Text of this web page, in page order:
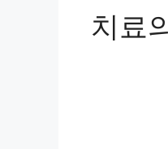
치료